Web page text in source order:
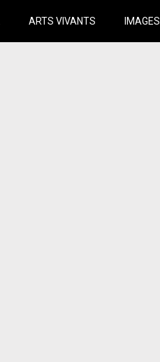
ARTS VIVANTS IMAGES